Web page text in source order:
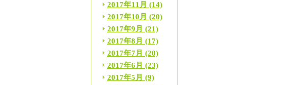
2017年11月 (14)
2017年10月 (20)
2017年9月 (21)
2017年8月 (17)
2017年7月 (20)
2017年6月 (23)
2017年5月 (9)